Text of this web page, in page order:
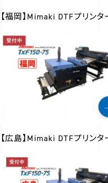
【福岡】Mimaki DTFプリン
【広島】Mimaki DTFプリン